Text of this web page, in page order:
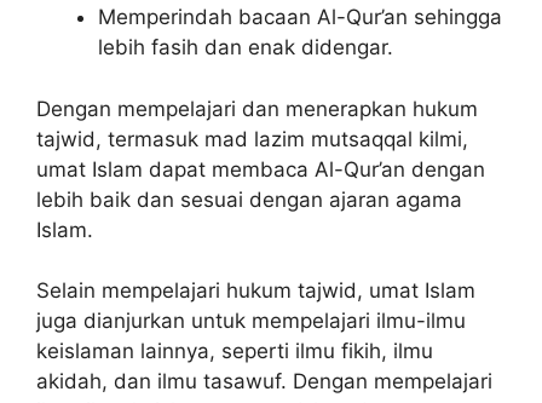
Memperindah bacaan Al-Qur’an sehingga
lebih fasih dan enak didengar.
Dengan mempelajari dan menerapkan hukum
tajwid, termasuk mad lazim mutsaqqal kilmi,
umat Islam dapat membaca Al-Qur’an dengan
lebih baik dan sesuai dengan ajaran agama
Islam.
Selain mempelajari hukum tajwid, umat Islam
juga dianjurkan untuk mempelajari ilmu-ilmu
keislaman lainnya, seperti ilmu fikih, ilmu
akidah, dan ilmu tasawuf. Dengan mempelajari